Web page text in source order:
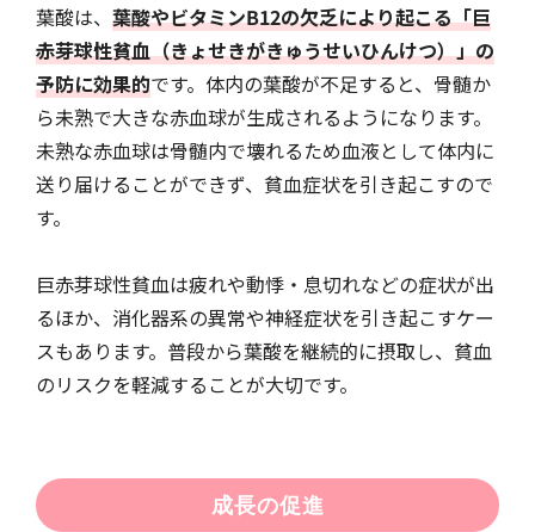
葉酸は、 葉酸やビタミンB12の欠乏により起こる「巨
赤芽球性貧血（きょせきがきゅうせいひんけつ）」の
予防に効果的です。体内の葉酸が不足すると、骨髄か
ら未熟で大きな赤血球が生成されるようになります。
未熟な赤血球は骨髄内で壊れるため血液として体内に
送り届けることができず、貧血症状を引き起こすので
す。
巨赤芽球性貧血は疲れや動悸・息切れなどの症状が出
るほか、消化器系の異常や神経症状を引き起こすケー
スもあります。普段から葉酸を継続的に摂取し、貧血
のリスクを軽減することが大切です。
成長の促進